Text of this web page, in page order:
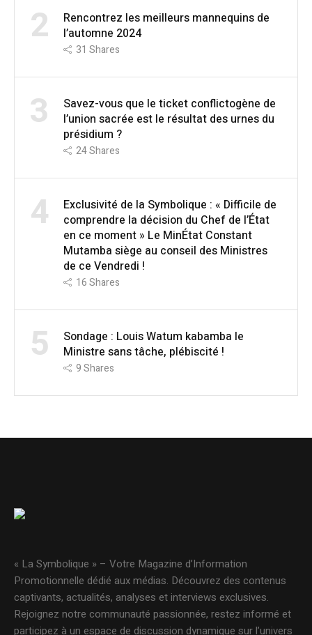
2
Rencontrez les meilleurs mannequins de
l’automne 2024
31 Shares
3
Savez-vous que le ticket conflictogène de
l’union sacrée est le résultat des urnes du
présidium ?
24Shares
4
Exclusivité de la Symbolique : « Difficile de
comprendre la décision du Chef de l’État
en ce moment » Le MinÉtat Constant
Mutamba siège au conseil des Ministres
de ce Vendredi !
16Shares
5
Sondage : Louis Watum kabamba le
Ministre sans tâche, plébiscité !
9Shares
« La Symbolique » – Votre Magazine d’Information
Promotionnelle dédié aux médias. Découvrez des contenus
captivants, actualités, analyses et interviews exclusives.
Rejoignez notre communauté passionnée, restez informé et
participez à un espace de discussion dynamique sur l’univers